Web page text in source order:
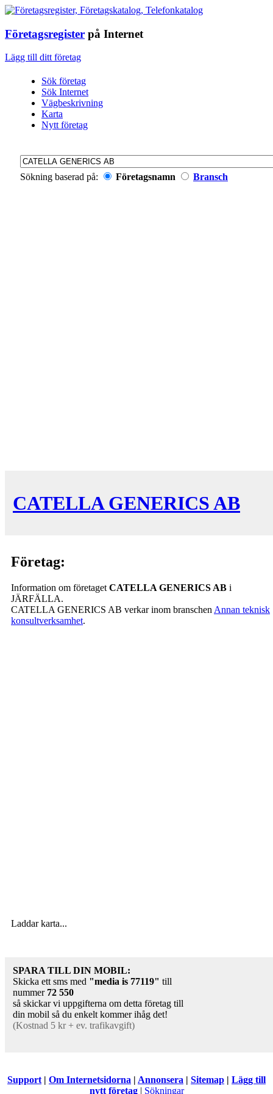
Företagsregister på Internet
Lägg till ditt företag
Sök företag
Sök Internet
Vägbeskrivning
Karta
Nytt företag
Sökning baserad på: Företagsnamn Bransch
CATELLA GENERICS AB
Företag:
Information om företaget CATELLA GENERICS AB i
JÄRFÄLLA.
CATELLA GENERICS AB verkar inom branschen Annan teknisk
konsultverksamhet.
Laddar karta...
SPARA TILL DIN MOBIL:
Skicka ett sms med "media is 77119" till
nummer72 550
så skickar vi uppgifterna om detta företag till
din mobil så du enkelt kommer ihåg det!
(Kostnad 5 kr + ev. trafikavgift)
Support| Om Internetsidorna | Annonsera | Sitemap | Lägg till
nytt företag| Sökningar